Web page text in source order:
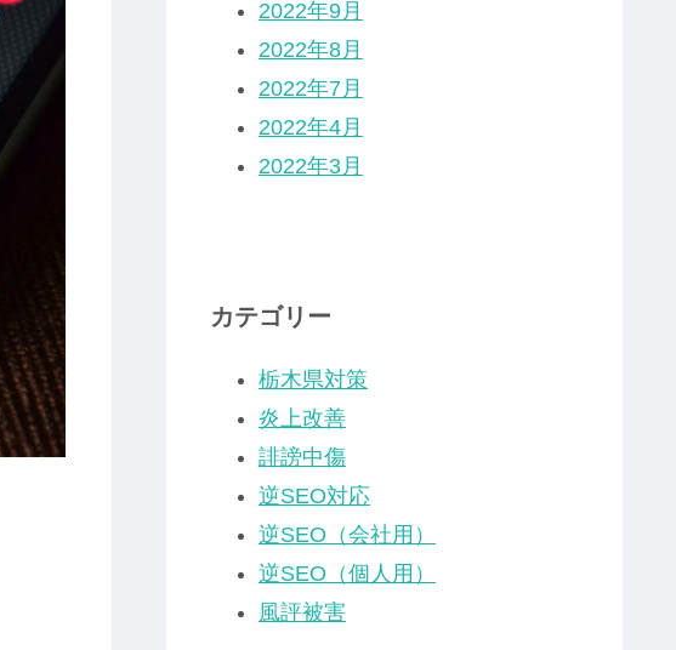
2022年9月
2022年8月
2022年7月
2022年4月
2022年3月
カテゴリー
栃木県対策
炎上改善
誹謗中傷
逆SEO対応
逆SEO（会社用）
逆SEO（個人用）
風評被害